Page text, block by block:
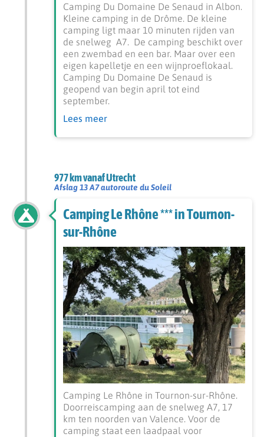
Camping Du Domaine De Senaud in Albon.
Kleine camping in de Drôme. De kleine
camping ligt maar 10 minuten rijden van
de snelweg A7. De camping beschikt over
een zwembad en een bar. Maar over een
eigen kapelletje en een wijnproeflokaal.
Camping Du Domaine De Senaud is
geopend van begin april tot eind
september.
Lees meer
977 km vanaf Utrecht
Afslag 13 A7 autoroute du Soleil
Camping Le Rhône *** in Tournon-
sur-Rhône
Camping Le Rhône in Tournon-sur-Rhône.
Doorreiscamping aan de snelweg A7, 17
km ten noorden van Valence. Voor de
camping staat een laadpaal voor